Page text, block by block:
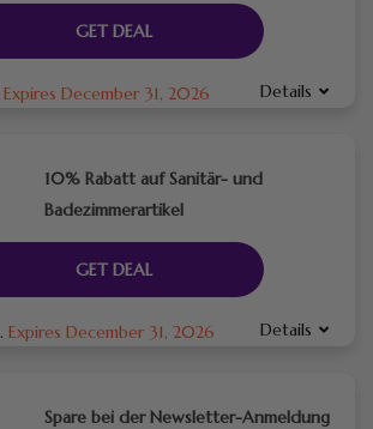
GET DEAL
Expires December 31, 2026 Details
10% Rabatt auf Sanitär- und
Badezimmerartikel
GET DEAL
. Expires December 31, 2026 Details
Spare bei der Newsletter-Anmeldung